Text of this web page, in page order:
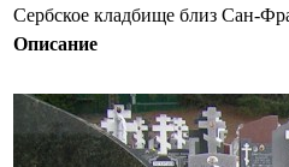
Сербское кладбище близ Сан-
Описание